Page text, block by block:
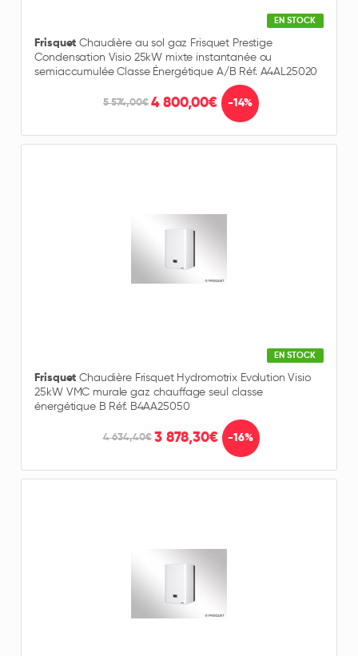
EN STOCK
Frisquet Chaudière au sol gaz Frisquet Prestige
Condensation Visio 25kW mixte instantanée ou
semiaccumulée Classe Énergétique A/B Réf. A4AL25020
5 574,00€ 4 800,00€ -14%
EN STOCK
Frisquet Chaudière Frisquet Hydromotrix Evolution Visio
25kW VMC murale gaz chauffage seul classe
énergétique B Réf. B4AA25050
4 634,40€ 3 878,30€ -16%